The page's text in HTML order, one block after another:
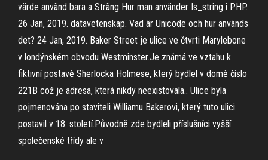
värde använd bara a Sträng Hur man använder Is_string i PHP.
26 Jan, 2019. datavetenskap. Vad är Unicode och hur används
det? 24 Jan, 2019. Baker Street je ulice ve čtvrti Marylebone
v londýnském obvodu Westminster.Je známá ve vztahu k
fiktivní postavě Sherlocka Holmese, který bydlel v domě číslo
221B což je adresa, která nikdy neexistovala.. Ulice byla
pojmenována po staviteli Williamu Bakerovi, který tuto ulici
postavil v 18. století.Původně zde bydleli příslušníci vyšší
společenské třídy ale v